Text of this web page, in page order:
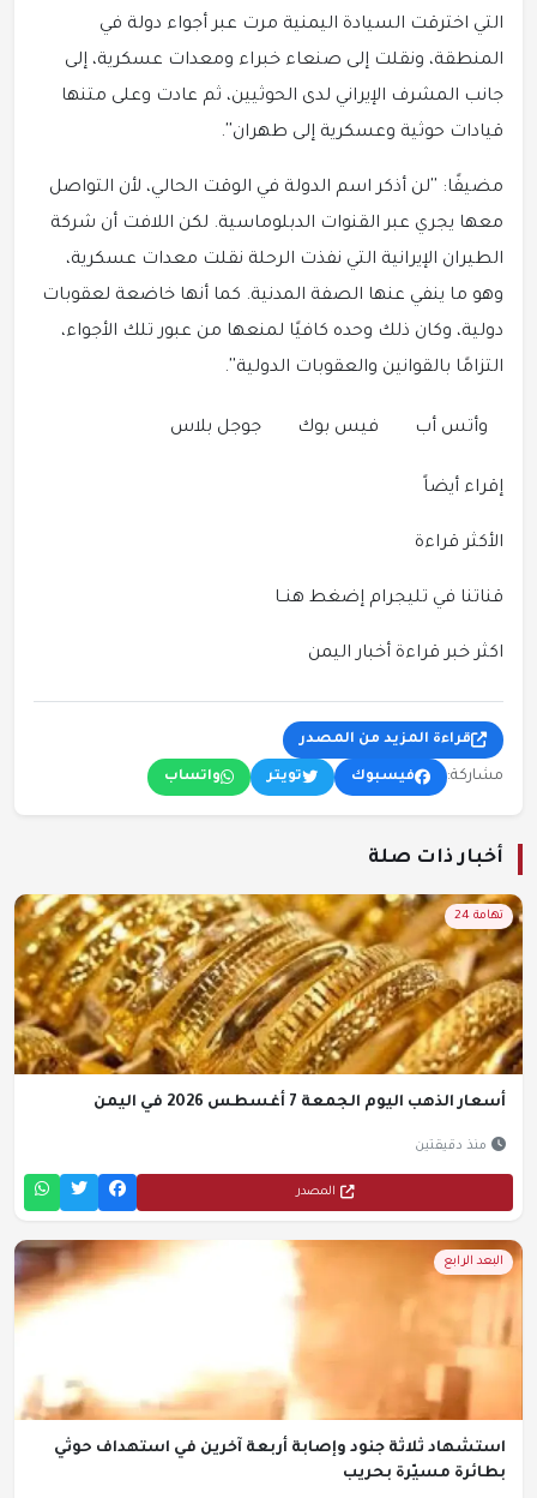
التي اخترقت السيادة اليمنية مرت عبر أجواء دولة في
المنطقة، ونقلت إلى صنعاء خبراء ومعدات عسكرية، إلى
جانب المشرف الإيراني لدى الحوثيين، ثم عادت وعلى متنها
قيادات حوثية وعسكرية إلى طهران''.
مضيفًا: ''‏لن أذكر اسم الدولة في الوقت الحالي، لأن التواصل
معها يجري عبر القنوات الدبلوماسية. لكن اللافت أن شركة
الطيران الإيرانية التي نفذت الرحلة نقلت معدات عسكرية،
وهو ما ينفي عنها الصفة المدنية. كما أنها خاضعة لعقوبات
دولية، وكان ذلك وحده كافيًا لمنعها من عبور تلك الأجواء،
التزامًا بالقوانين والعقوبات الدولية''.
وأتس أب فيس بوك جوجل بلاس
إقراء أيضاً
الأكثر قراءة
قناتنا في تليجرام إضغط هنــا
اكثر خبر قراءة أخبار اليمن
قراءة المزيد من المصدر
مشاركة: فيسبوك تويتر واتساب
أخبار ذات صلة
تهامة 24
أسعار الذهب اليوم الجمعة 7 أغسطس 2026 في اليمن
منذ دقيقتين
المصدر
البعد الرابع
استشهاد ثلاثة جنود وإصابة أربعة آخرين في استهداف حوثي
بطائرة مسيّرة بحريب